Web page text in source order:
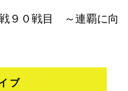
９０戦目 ～連覇に向
ブ